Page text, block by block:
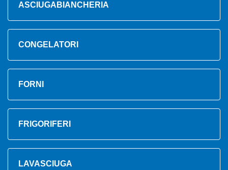
ASCIUGABIANCHERIA
CONGELATORI
FORNI
FRIGORIFERI
LAVASCIUGA